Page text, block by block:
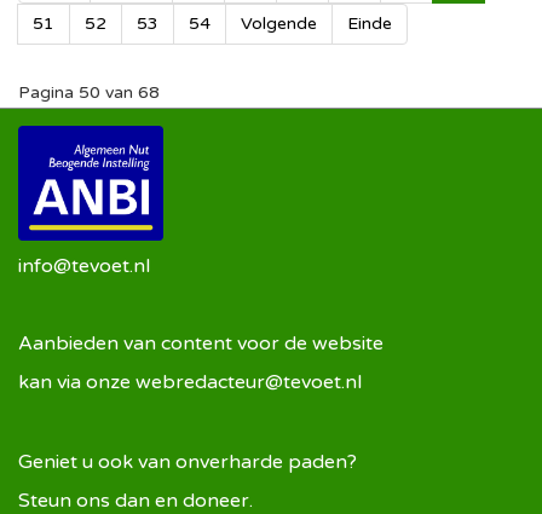
51
52 53 54 Volgende Einde
Pagina 50 van 68
info@tevoet.nl
Aanbieden van content voor de website
kan via onze webredacteur@tevoet.nl
Geniet u ook van onverharde paden?
Steun ons dan en doneer.